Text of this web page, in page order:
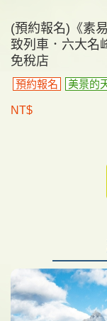
(預約報名)《素
致列車．六大名
預約報名 美景的
NT$